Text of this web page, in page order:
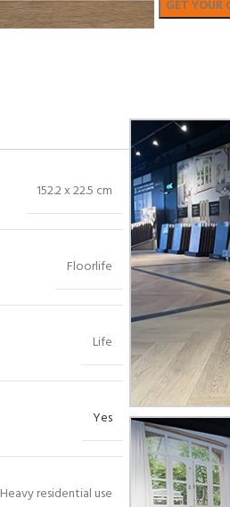
152.2 x 22.5 cm
Floorlife
Life
Yes
residential use